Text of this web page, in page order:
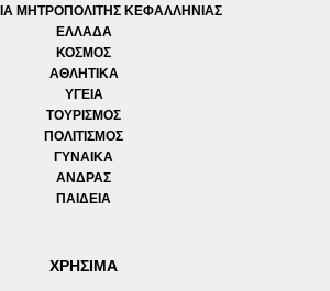
ΜΗΤΡΟΠΟΛΙΤΗΣ ΚΕΦΑΛΛΗΝΙΑΣ
ΕΛΛΑΔΑ
ΚΟΣΜΟΣ
ΑΘΛΗΤΙΚΑ
ΥΓΕΙΑ
ΤΟΥΡΙΣΜΟΣ
ΠΟΛΙΤΙΣΜΟΣ
ΓΥΝΑΙΚΑ
ΑΝΔΡΑΣ
ΠΑΙΔΕΙΑ
ΧΡΗΣΙΜΑ